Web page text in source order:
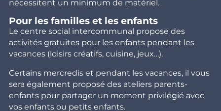
nécessitent un minimum de matériel.
Pour les familles et les enfants
Le centre social intercommunal propose des
activités gratuites pour les enfants pendant les
vacances (loisirs créatifs, cuisine, jeux…).
Certains mercredis et pendant les vacances, il vous
sera également proposé des ateliers parents-
enfants pour partager un moment privilégié avec
vos enfants ou petits enfants.